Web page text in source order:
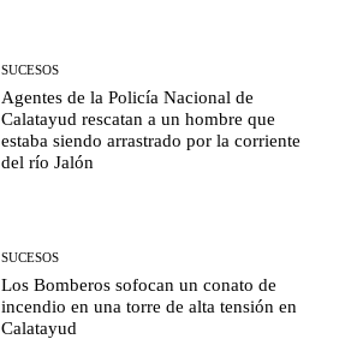
SUCESOS
Agentes de la Policía Nacional de
Calatayud rescatan a un hombre que
estaba siendo arrastrado por la corriente
del río Jalón
SUCESOS
Los Bomberos sofocan un conato de
incendio en una torre de alta tensión en
Calatayud